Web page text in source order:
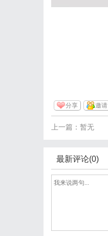
分享 邀请
上一篇：暂无
最新评论(0)